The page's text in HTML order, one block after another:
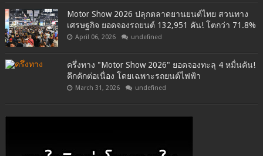
Motor Show 2026 ปลุกตลาดยานยนต์ไทย สวนทาง
เศรษฐกิจ ยอดจองรถยนต์ 132,951 คัน! โตกว่า 71.8%
April 06, 2026 undefined
ครึ่งทาง "Motor Show 2026" ยอดจองทะลุ 4 หมื่นคัน!
คึกคักต่อเนื่อง โดยเฉพาะรถยนต์ไฟฟ้า
March 31, 2026 undefined